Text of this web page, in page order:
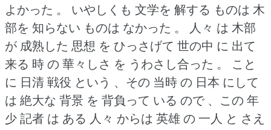
よかった 。
いやしくも 文学を 解する ものは 木
部を 知らない ものは なかった 。
人々 は 木部
が 成熟した 思想 を ひっさげて 世の中 に 出て
来る 時 の 華々しさ を うわさし合った 。
こと
に 日清 戦役 という 、その 当時 の 日本 にして
は 絶大な 背景 を 背負って いる ので 、この 年
少 記者 は ある 人々 からは 英雄 の 一人 と さえ